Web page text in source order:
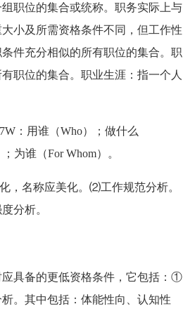
职位的集合或统称。职务实际上与
小及所需资格条件不同，但工作性
件充分相似的所有职位的集合。职
职位的集合。职业生涯：指一个人
：用谁（Who）；做什么
为谁（For Whom）。
，名称应美化。⑵工作规范分析。
分析。
具备的更低资格条件，它包括：①
。其中包括：体能性向、认知性